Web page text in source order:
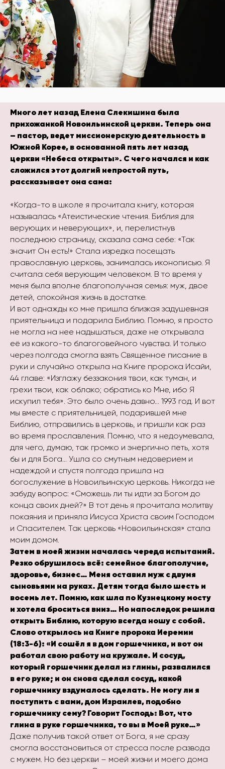
Много лет назад Елена Слекишина была
прихожанкой Новоильинской церкви. Теперь она
– пастор, ведет миссионерскую деятельность в
Южной Корее, в основанной пять лет назад
церкви «Небеса открыты». С чего начался и как
сложился этот долгий непростой путь,
рассказывает она сама:
«Когда-то в школе я прочитала книгу, которая
называлась «Атеистические чтения. Библия для
верующих и неверующих», и, перелистнув
последнюю страницу, сказала сама себе: «Так
значит Он есть!» Стала изредка посещать
православную церковь, занималась иконописью. Я
считала себя верующим человеком. В то время у
меня была вполне благополучная семья: муж, двое
детей, спокойная жизнь в достатке.
И вот однажды ко мне пришла близкая задушевная
приятельница и подарила Библию. Помню, я просто
не могла на нее надышаться, даже не открывала
её из какого-то благоговейного чувства. И только
через полгода смогла взять Священное писание в
руки и случайно открыла на Книге пророка Исайи,
44 главе: «Изглажу беззакония твои, как туман, и
грехи твои, как облако; обратись ко Мне, ибо Я
искупил тебя». Это было очень давно… 1993 год. И вот
мы вместе с приятельницей, подарившей мне
Библию, отправились в церковь, и пришли как раз
во время прославления. Помню, что я недоумевала,
для чего, думаю, так громко и энергично петь, хотя
бы и для Бога… Ушла со смутным недоверием и
надеждой и спустя полгода пришла на
богослужение в Новоильинскую церковь. Никогда не
забуду вопрос: «Сможешь ли ты идти за Богом до
конца своих дней?» В тот день я прочитала молитву
покаяния и приняла Иисуса Христа своим Господом
и Спасителем. Так церковь «Новоильинская» стала
моим домом.
Затем в моей жизни началась череда испытаний.
Резко обрушилось всё: семейное благополучие,
здоровье, бизнес… Меня оставил муж с двумя
сыновьями на руках. Детям тогда было шесть и
восемь лет. Помню, как шла по Кузнецкому мосту
и хотела броситься вниз… Но напоследок решила
открыть Библию, которую всегда ношу с собой.
Слово открылось на Книге пророка Иеремии
(18:3-6): «И сошёл я в дом горшечника, и вот он
работал свою работу на кружале. И сосуд,
который горшечник делал из глины, развалился
в его руке; и он снова сделал сосуд, какой
горшечнику вздумалось сделать. Не могу ли я
поступить с вами, дом Израилев, подобно
горшечнику сему? Говорит Господь: Вот, что
глина в руке горшечника, то вы в Моей руке…»
Даже получив такой ответ от Бога, я не сразу
смогла восстановиться от стресса после развода
с мужем. Но без церкви – моей жизни и моего дома